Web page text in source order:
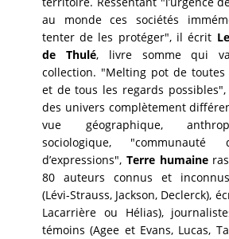
au monde ces sociétés
tenter de les protéger", il écrit
de Thulé, livre somme qui
collection. "Melting pot de toutes
et de tous les regards
des univers complètement
vue géographique,
sociologique, "communauté
d’expressions", Terre humaine
80 auteurs connus et
(Lévi-Strauss, Jackson, Declerck),
Lacarrière ou Hélias),
témoins (Agee et Evans, Lucas,